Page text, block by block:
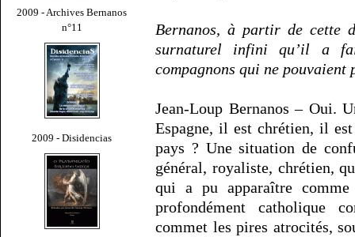
2009 - Archives Bernanos
n°11
2009 - Disidencias
Bernanos, à partir de cette
surnaturel infini qu’il a
compagnons qui ne pouvaient
Jean-Loup Bernanos – Oui.
Espagne, il est chrétien, il
pays ? Une situation de
général, royaliste, chrétien,
qui a pu apparaître
profondément catholique
commet les pires atrocités,